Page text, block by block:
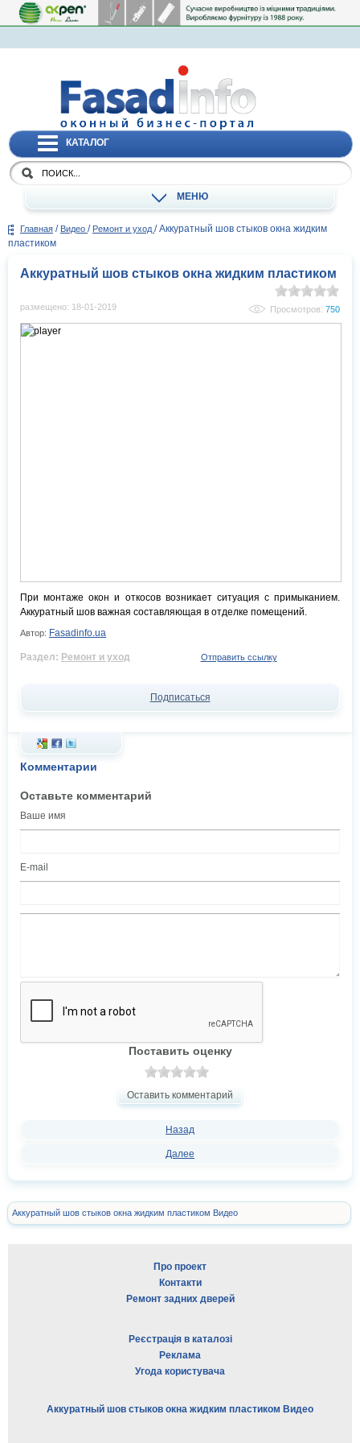
КАТАЛОГ
МЕНЮ
Главная / Видео / Ремонт и уход / Аккуратный шов стыков окна жидким
пластиком
Аккуратный шов стыков окна жидким пластиком
размещено: 18-01-2019 Просмотров: 750
При монтаже окон и откосов возникает ситуация с примыканием.
Аккуратный шов важная составляющая в отделке помещений.
Автор: Fasadinfo.ua
Раздел: Ремонт и уход Отправить ссылку
Подписаться
Комментарии
Оставьте комментарий
Ваше имя
E-mail
Поставить оценку
Оставить комментарий
Назад
Далее
Аккуратный шов стыков окна жидким пластиком Видео
Про проект
Контакти
Ремонт задних дверей
Реєстрація в каталозі
Реклама
Угода користувача
Аккуратный шов стыков окна жидким пластиком Видео